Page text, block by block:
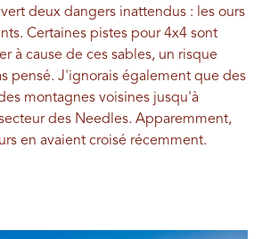
deux dangers inattendus : les ours
Certaines pistes pour 4x4 sont
à cause de ces sables, un risque
pensé. J'ignorais également que des
montagnes voisines jusqu'à
des Needles. Apparemment,
en avaient croisé récemment.